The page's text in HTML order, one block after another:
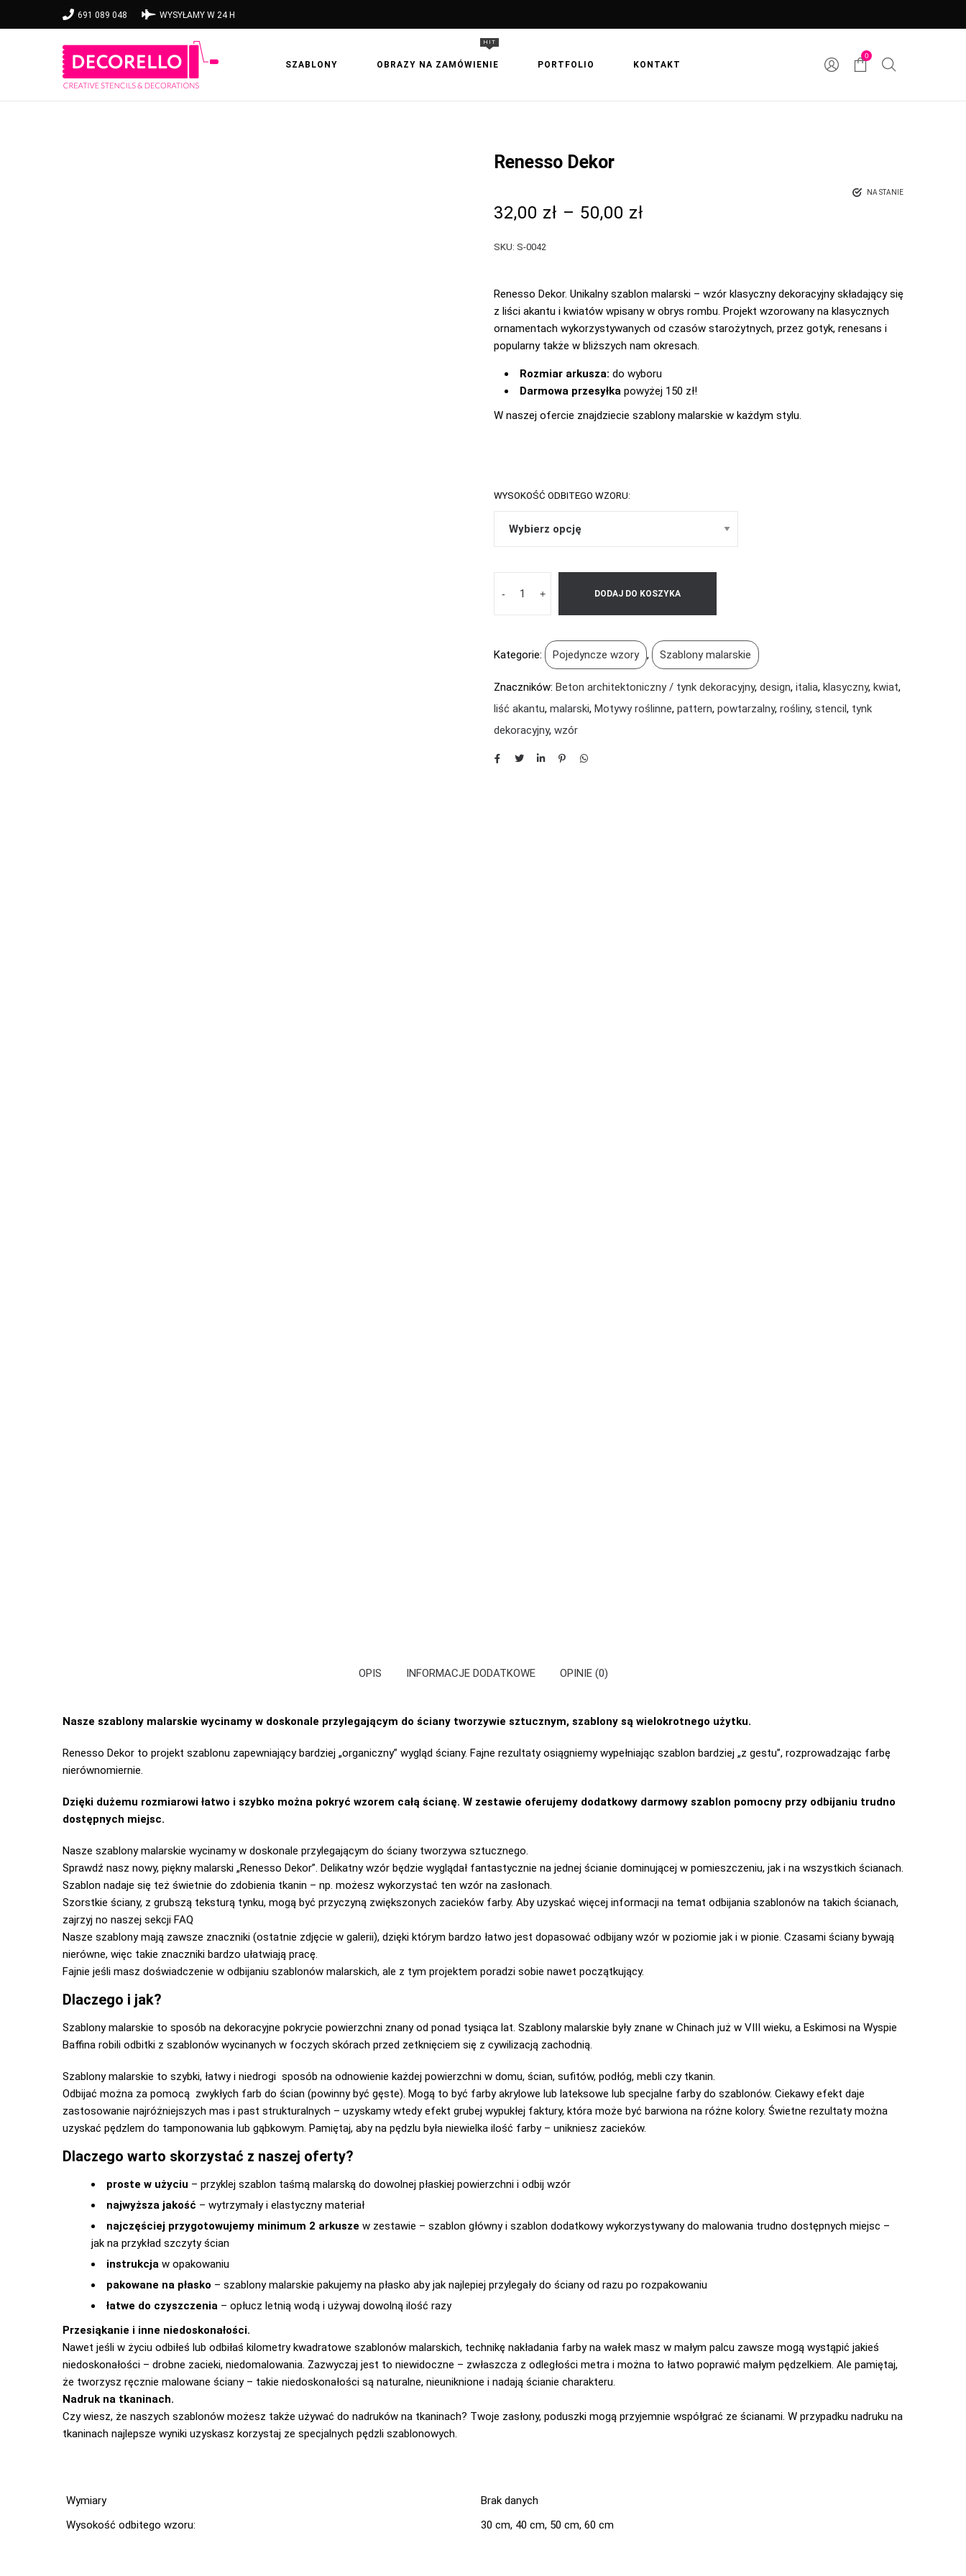
691 089 048 WYSYŁAMY W 24 H
SZABLONY OBRAZY NA ZAMÓWIENIE
HIT
PORTFOLIO KONTAKT
0
Renesso Dekor
NA STANIE
32,00 zł – 50,00 zł
SKU: S-0042
Renesso Dekor. Unikalny szablon malarski – wzór klasyczny dekoracyjny składający się
z liści akantu i kwiatów wpisany w obrys rombu. Projekt wzorowany na klasycznych
ornamentach wykorzystywanych od czasów starożytnych, przez gotyk, renesans i
popularny także w bliższych nam okresach.
Rozmiar arkusza: do wyboru
Darmowa przesyłka powyżej 150 zł!
W naszej ofercie znajdziecie szablony malarskie w każdym stylu.
WYSOKOŚĆ ODBITEGO WZORU:
- + DODAJ DO KOSZYKA
Kategorie: Pojedyncze wzory , Szablony malarskie
Znaczników: Beton architektoniczny / tynk dekoracyjny, design, italia, klasyczny, kwiat,
liść akantu, malarski, Motywy roślinne, pattern, powtarzalny, rośliny, stencil, tynk
dekoracyjny, wzór
OPIS INFORMACJE DODATKOWE OPINIE (0)
Nasze szablony malarskie wycinamy w doskonale przylegającym do ściany tworzywie sztucznym, szablony są wielokrotnego użytku.
Renesso Dekor to projekt szablonu zapewniający bardziej „organiczny” wygląd ściany. Fajne rezultaty osiągniemy wypełniając szablon bardziej „z gestu”, rozprowadzając farbę
nierównomiernie.
Dzięki dużemu rozmiarowi łatwo i szybko można pokryć wzorem całą ścianę. W zestawie oferujemy dodatkowy darmowy szablon pomocny przy odbijaniu trudno
dostępnych miejsc.
Nasze szablony malarskie wycinamy w doskonale przylegającym do ściany tworzywa sztucznego.
Sprawdź nasz nowy, piękny malarski „Renesso Dekor”. Delikatny wzór będzie wyglądał fantastycznie na jednej ścianie dominującej w pomieszczeniu, jak i na wszystkich ścianach.
Szablon nadaje się też świetnie do zdobienia tkanin – np. możesz wykorzystać ten wzór na zasłonach.
Szorstkie ściany, z grubszą teksturą tynku, mogą być przyczyną zwiększonych zacieków farby. Aby uzyskać więcej informacji na temat odbijania szablonów na takich ścianach,
zajrzyj no naszej sekcji FAQ
Nasze szablony mają zawsze znaczniki (ostatnie zdjęcie w galerii), dzięki którym bardzo łatwo jest dopasować odbijany wzór w poziomie jak i w pionie. Czasami ściany bywają
nierówne, więc takie znaczniki bardzo ułatwiają pracę.
Fajnie jeśli masz doświadczenie w odbijaniu szablonów malarskich, ale z tym projektem poradzi sobie nawet początkujący.
Dlaczego i jak?
Szablony malarskie to sposób na dekoracyjne pokrycie powierzchni znany od ponad tysiąca lat. Szablony malarskie były znane w Chinach już w VIII wieku, a Eskimosi na Wyspie
Baffina robili odbitki z szablonów wycinanych w foczych skórach przed zetknięciem się z cywilizacją zachodnią.
Szablony malarskie to szybki, łatwy i niedrogi sposób na odnowienie każdej powierzchni w domu, ścian, sufitów, podłóg, mebli czy tkanin.
Odbijać można za pomocą zwykłych farb do ścian (powinny być gęste). Mogą to być farby akrylowe lub lateksowe lub specjalne farby do szablonów. Ciekawy efekt daje
zastosowanie najróżniejszych mas i past strukturalnych – uzyskamy wtedy efekt grubej wypukłej faktury, która może być barwiona na różne kolory. Świetne rezultaty można
uzyskać pędzlem do tamponowania lub gąbkowym. Pamiętaj, aby na pędzlu była niewielka ilość farby – unikniesz zacieków.
Dlaczego warto skorzystać z naszej oferty?
proste w użyciu – przyklej szablon taśmą malarską do dowolnej płaskiej powierzchni i odbij wzór
najwyższa jakość – wytrzymały i elastyczny materiał
najczęściej przygotowujemy minimum 2 arkusze w zestawie – szablon główny i szablon dodatkowy wykorzystywany do malowania trudno dostępnych miejsc –
jak na przykład szczyty ścian
instrukcja w opakowaniu
pakowane na płasko – szablony malarskie pakujemy na płasko aby jak najlepiej przylegały do ściany od razu po rozpakowaniu
łatwe do czyszczenia – opłucz letnią wodą i używaj dowolną ilość razy
Przesiąkanie i inne niedoskonałości.
Nawet jeśli w życiu odbiłeś lub odbiłaś kilometry kwadratowe szablonów malarskich, technikę nakładania farby na wałek masz w małym palcu zawsze mogą wystąpić jakieś
niedoskonałości – drobne zacieki, niedomalowania. Zazwyczaj jest to niewidoczne – zwłaszcza z odległości metra i można to łatwo poprawić małym pędzelkiem. Ale pamiętaj,
że tworzysz ręcznie malowane ściany – takie niedoskonałości są naturalne, nieuniknione i nadają ścianie charakteru.
Nadruk na tkaninach.
Czy wiesz, że naszych szablonów możesz także używać do nadruków na tkaninach? Twoje zasłony, poduszki mogą przyjemnie współgrać ze ścianami. W przypadku nadruku na
tkaninach najlepsze wyniki uzyskasz korzystaj ze specjalnych pędzli szablonowych.
Wymiary
Brak danych
Wysokość odbitego wzoru:
30 cm, 40 cm, 50 cm, 60 cm